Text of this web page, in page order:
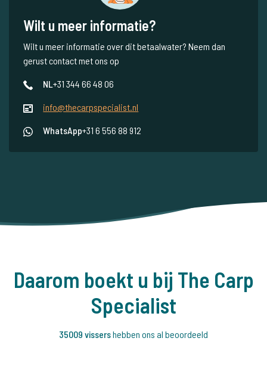
Wilt u meer informatie?
Wilt u meer informatie over dit betaalwater? Neem dan
gerust contact met ons op
NL+31 344 66 48 06
info@thecarpspecialist.nl
WhatsApp+31 6 556 88 912
Daarom boekt u bij The Carp
Specialist
35009 vissershebben ons al beoordeeld